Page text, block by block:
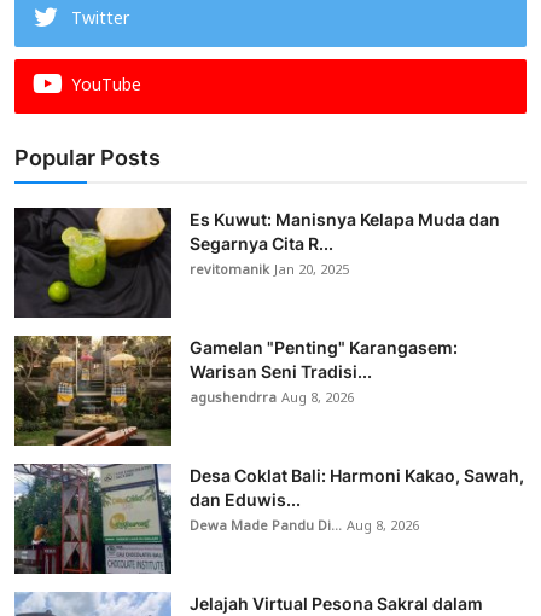
Twitter
YouTube
Popular Posts
Es Kuwut: Manisnya Kelapa Muda dan
Segarnya Cita R...
revitomanikJan 20, 2025
Gamelan "Penting" Karangasem:
Warisan Seni Tradisi...
agushendrraAug 8, 2026
Desa Coklat Bali: Harmoni Kakao, Sawah,
dan Eduwis...
Dewa Made Pandu Di...Aug 8, 2026
Jelajah Virtual Pesona Sakral dalam